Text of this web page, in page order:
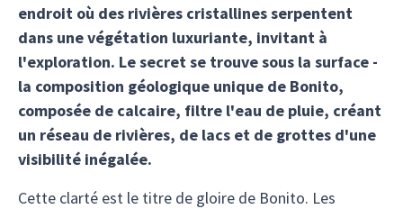
endroit où des rivières cristallines serpentent
dans une végétation luxuriante, invitant à
l'exploration. Le secret se trouve sous la surface -
la composition géologique unique de Bonito,
composée de calcaire, filtre l'eau de pluie, créant
un réseau de rivières, de lacs et de grottes d'une
visibilité inégalée.
Cette clarté est le titre de gloire de Bonito. Les